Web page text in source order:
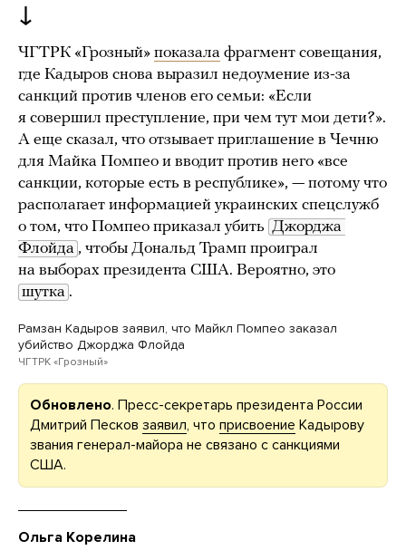
↓
ЧГТРК «Грозный» показала фрагмент совещания,
где Кадыров снова выразил недоумение из-за
санкций против членов его семьи: «Если
я совершил преступление, при чем тут мои дети?».
А еще сказал, что отзывает приглашение в Чечню
для Майка Помпео и вводит против него «все
санкции, которые есть в республике», — потому что
располагает информацией украинских спецслужб
о том, что Помпео приказал убить Джорджа
Флойда , чтобы Дональд Трамп проиграл
на выборах президента США. Вероятно, это
шутка .
Рамзан Кадыров заявил, что Майкл Помпео заказал
убийство Джорджа Флойда
ЧГТРК «Грозный»
Обновлено. Пресс-секретарь президента России
Дмитрий Песков заявил, что присвоение Кадырову
звания генерал-майора не связано с санкциями
США.
Ольга Корелина